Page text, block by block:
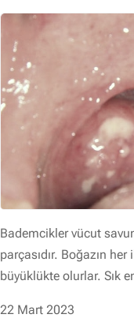
Bademcikler vücut
parçasıdır. Boğazın
büyüklükte olurlar. Sık
22 Mart 2023